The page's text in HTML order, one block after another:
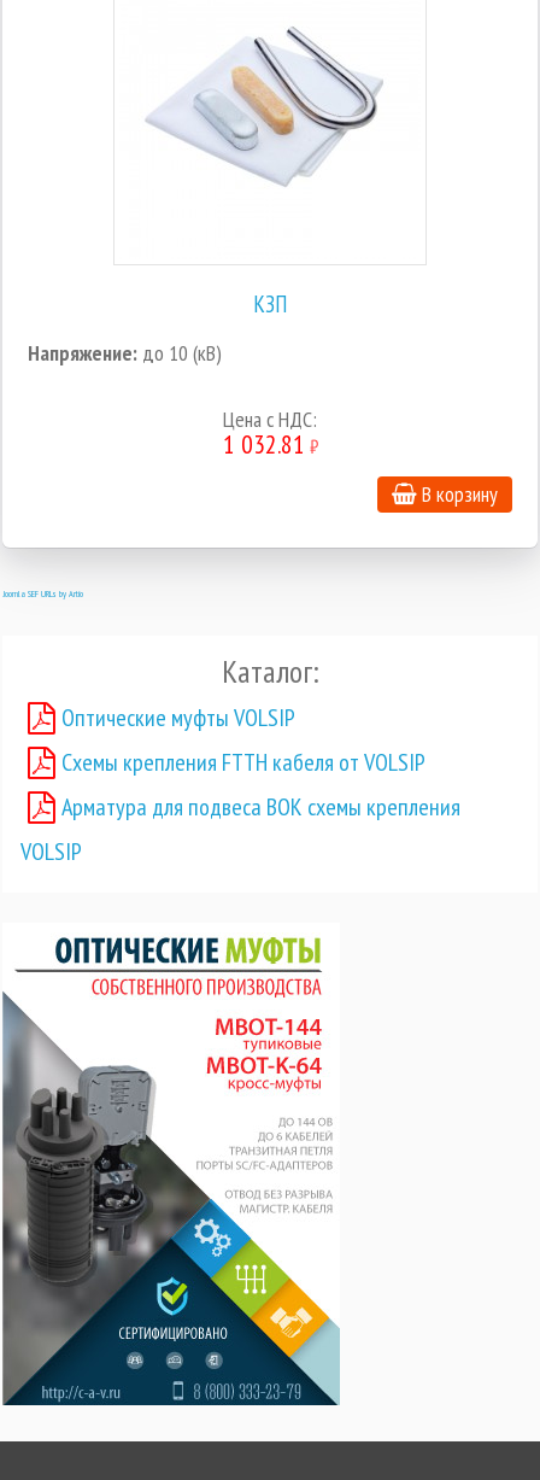
КЗП
Напряжение: до 10 (кВ)
Цена c НДС:
1 032.81 ₽
В корзину
Joomla SEF URLs by Artio
Каталог:
Оптические муфты VOLSIP
Схемы крепления FTTH кабеля от VOLSIP
Арматура для подвеса ВОК схемы крепления
VOLSIP